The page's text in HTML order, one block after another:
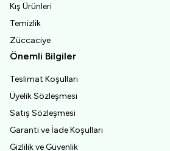
Kış Ürünleri
Temizlik
Züccaciye
Önemli Bilgiler
Teslimat Koşulları
Üyelik Sözleşmesi
Satış Sözleşmesi
Garanti ve İade Koşulları
Gizlilik ve Güvenlik